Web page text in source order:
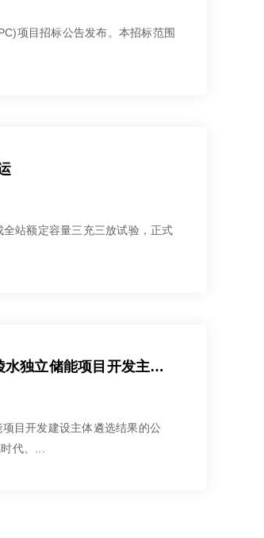
项目招标公告发布。本招标范围
站额定容量三充三放试验，正式
中广核、宁德时代、融和元储、海博思创、阳光新能源等入围！海南陵水独立储能项目开发主体遴选结果公示
目开发建设主体遴选结果的公
代、...